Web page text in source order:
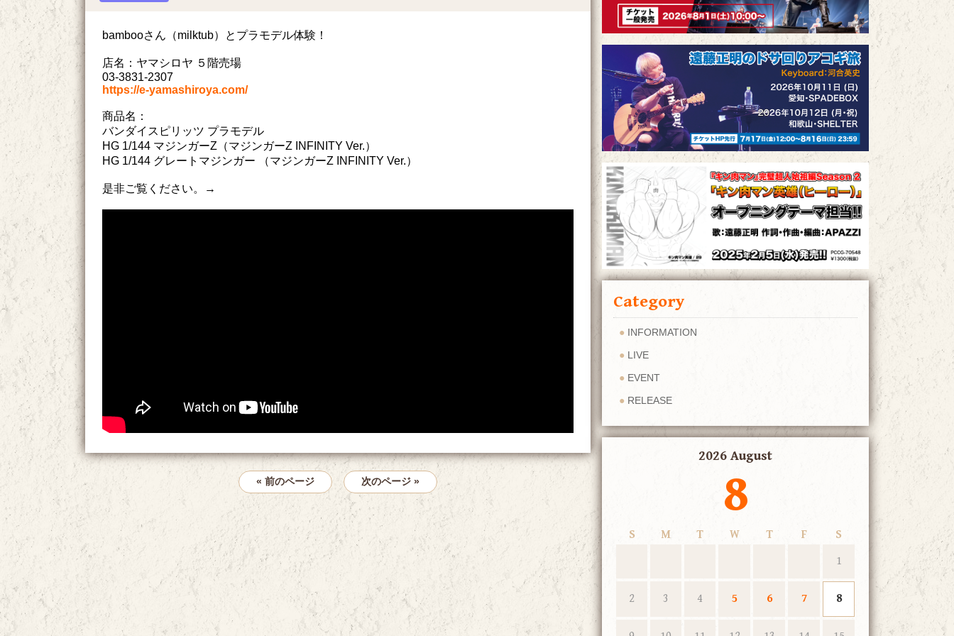
bambooさん（milktub）とプラモデル体験！
店名：ヤマシロヤ ５階売場
03-3831-2307
https://e-yamashiroya.com/
商品名：
バンダイスピリッツ プラモデル
HG 1/144 マジンガーZ（マジンガーZ INFINITY Ver.）
HG 1/144 グレートマジンガー （マジンガーZ INFINITY Ver.）
是非ご覧ください。→
« 前のページ 次のページ »
Category
INFORMATION
LIVE
EVENT
RELEASE
2026 August
8
S M T W T F
S
1
2 3 4 5 6 7 8